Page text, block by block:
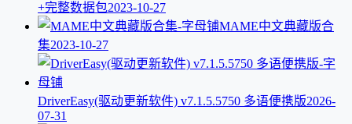
+完整数据包2023-10-27
MAME中文典藏版合
集2023-10-27
DriverEasy(驱动更新软件) v7.1.5.5750 多语便携版2026-
07-31